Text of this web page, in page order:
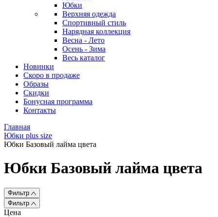
Юбки
Верхняя одежда
Спортивный стиль
Нарядная коллекция
Весна - Лето
Осень - Зима
Весь каталог
Новинки
Скоро в продаже
Образы
Скидки
Бонусная программа
Контакты
Главная
Юбки plus size
Юбки Базовый лайма цвета
Юбки Базовый лайма цвета
Фильтр
Фильтр
Цена